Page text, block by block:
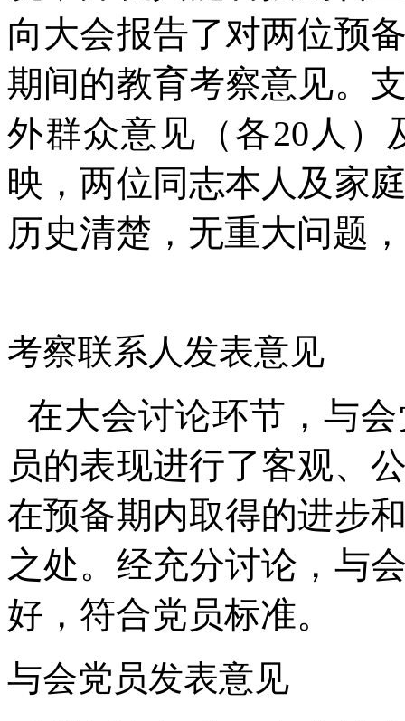
向大会报告了对两位预
期间的教育考察意见。
外群众意见（各20人
映，两位同志本人及家
历史清楚，无重大问题
考察联系人发表意见
在大会讨论环节，与
员的表现进行了客观、
在预备期内取得的进步
之处。经充分讨论，与
好，符合党员标准。
与会党员发表意见